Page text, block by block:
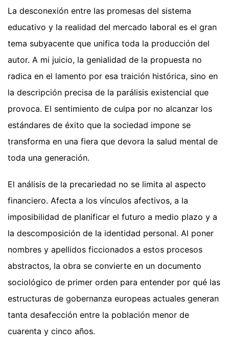
La desconexión entre las promesas del sistema
educativo y la realidad del mercado laboral es el gran
tema subyacente que unifica toda la producción del
autor. A mi juicio, la genialidad de la propuesta no
radica en el lamento por esa traición histórica, sino en
la descripción precisa de la parálisis existencial que
provoca. El sentimiento de culpa por no alcanzar los
estándares de éxito que la sociedad impone se
transforma en una fiera que devora la salud mental de
toda una generación.
El análisis de la precariedad no se limita al aspecto
financiero. Afecta a los vínculos afectivos, a la
imposibilidad de planificar el futuro a medio plazo y a
la descomposición de la identidad personal. Al poner
nombres y apellidos ficcionados a estos procesos
abstractos, la obra se convierte en un documento
sociológico de primer orden para entender por qué las
estructuras de gobernanza europeas actuales generan
tanta desafección entre la población menor de
cuarenta y cinco años.